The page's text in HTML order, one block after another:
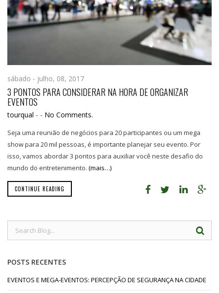
sábado - julho, 08, 2017
3 PONTOS PARA CONSIDERAR NA HORA DE ORGANIZAR
EVENTOS
tourqual - - No Comments.
Seja uma reunião de negócios para 20 participantes ou um mega
show para 20 mil pessoas, é importante planejar seu evento. Por
isso, vamos abordar 3 pontos para auxiliar você neste desafio do
mundo do entretenimento. (mais…)
CONTINUE READING
POSTS RECENTES
EVENTOS E MEGA-EVENTOS: PERCEPÇÃO DE SEGURANÇA NA CIDADE